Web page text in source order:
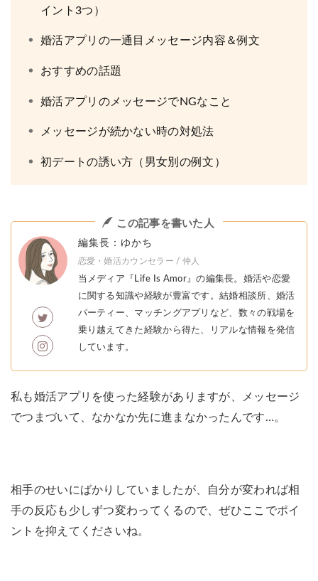
イント3つ）
婚活アプリの一通目メッセージ内容＆例文
おすすめの話題
婚活アプリのメッセージでNGなこと
メッセージが続かない時の対処法
初デートの誘い方（男女別の例文）
この記事を書いた人
編集長：ゆかち
恋愛・婚活カウンセラー / 仲人
当メディア『Life Is Amor』の編集長。婚活や恋愛
に関する知識や経験が豊富です。結婚相談所、婚活
パーティー、マッチングアプリなど、数々の戦場を
乗り越えてきた経験から得た、リアルな情報を発信
しています。
私も婚活アプリを使った経験がありますが、メッセージ
でつまづいて、なかなか先に進まなかったんです…。
相手のせいにばかりしていましたが、自分が変われば相
手の反応も少しずつ変わってくるので、ぜひここでポイ
ントを抑えてくださいね。